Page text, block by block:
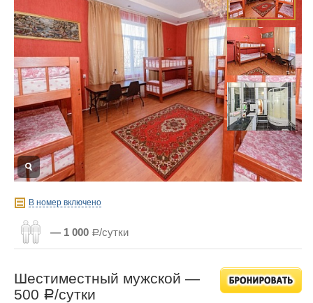
В номер включено
— 1 000 Р/сутки
Шестиместный мужской —
500 Р/сутки